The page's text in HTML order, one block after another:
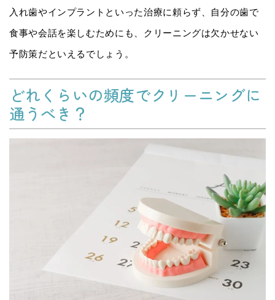
入れ歯やインプラントといった治療に頼らず、自分の歯で
食事や会話を楽しむためにも、クリーニングは欠かせない
予防策だといえるでしょう。
どれくらいの頻度でクリーニングに
通うべき？